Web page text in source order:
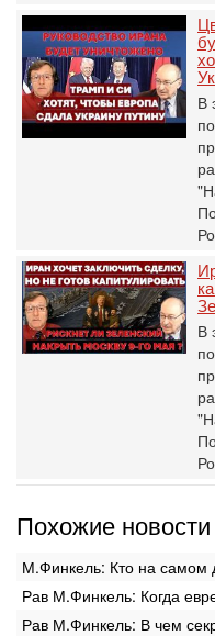
В
В
Похожие новости
М.Финкель: Кто на самом
Рав М.Финкель: Когда
Рав М.Финкель: В чем